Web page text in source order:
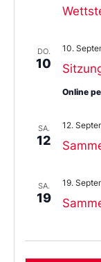
DO.
10
10.
Online
SA.
12
12.
SA.
19
19.